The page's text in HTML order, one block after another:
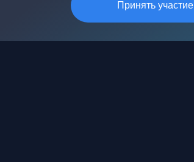
Принять участие